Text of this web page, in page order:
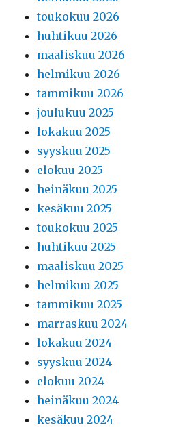
toukokuu 2026
huhtikuu 2026
maaliskuu 2026
helmikuu 2026
tammikuu 2026
joulukuu 2025
lokakuu 2025
syyskuu 2025
elokuu 2025
heinäkuu 2025
kesäkuu 2025
toukokuu 2025
huhtikuu 2025
maaliskuu 2025
helmikuu 2025
tammikuu 2025
marraskuu 2024
lokakuu 2024
syyskuu 2024
elokuu 2024
heinäkuu 2024
kesäkuu 2024